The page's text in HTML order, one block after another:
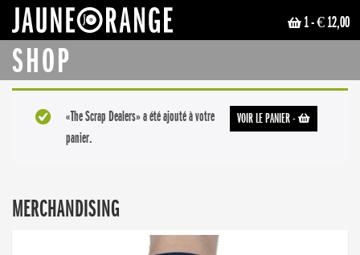
1- € 12,00
SHOP
VOIR LE PANIER-
«The Scrap Dealers» a été ajouté à votre
panier.
MERCHANDISING